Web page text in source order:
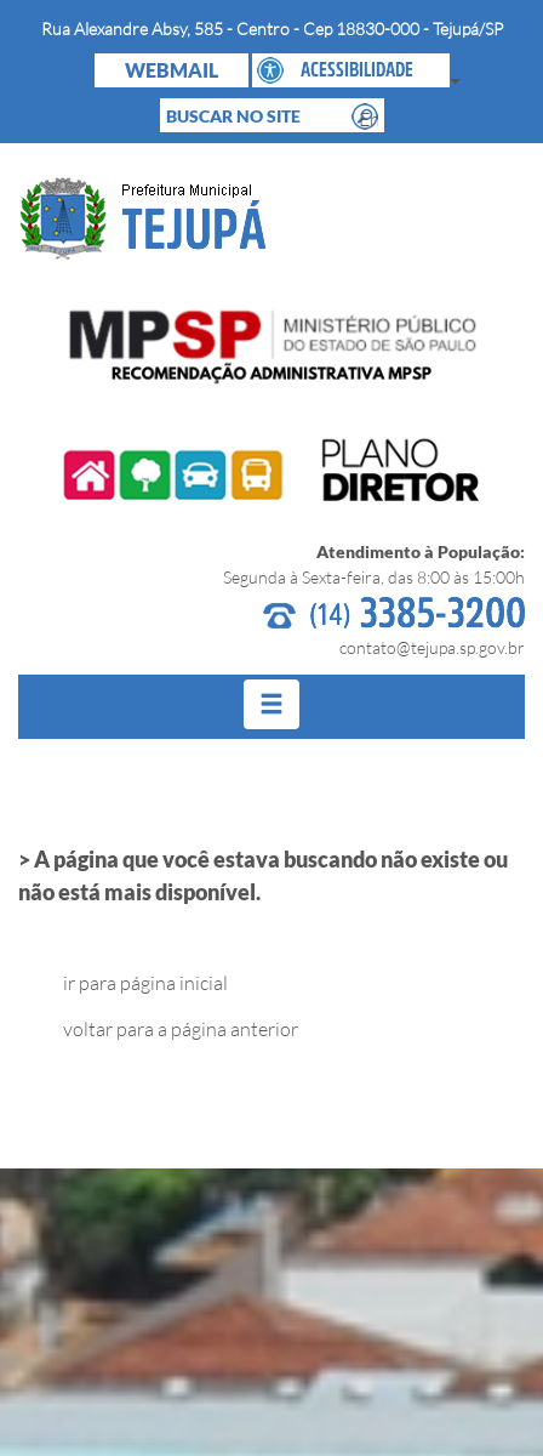
Rua Alexandre Absy, 585 - Centro - Cep 18830-000 - Tejupá/SP
WEBMAIL
Atendimento à População:
Segunda à Sexta-feira, das 8:00 às 15:00h
contato@tejupa.sp.gov.br
>A página que você estava buscando não existe ou
não está mais disponível.
ir para página inicial
voltar para a página anterior